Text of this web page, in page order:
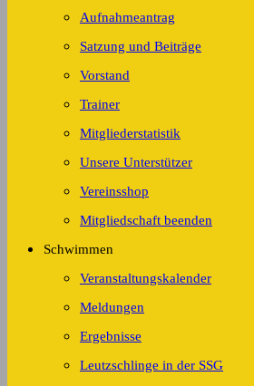
Aufnahmeantrag
Satzung und Beiträge
Vorstand
Trainer
Mitgliederstatistik
Unsere Unterstützer
Vereinsshop
Mitgliedschaft beenden
Schwimmen
Veranstaltungskalender
Meldungen
Ergebnisse
Leutzschlinge in der SSG